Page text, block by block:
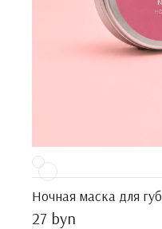
Ночная маска для губ
27 byn